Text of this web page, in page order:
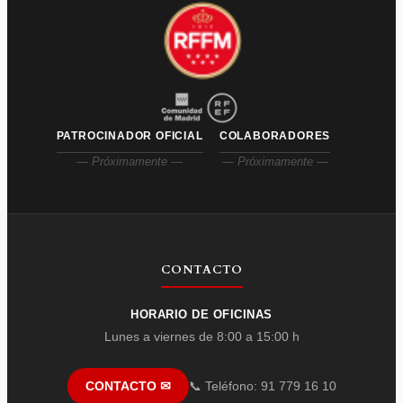
PATROCINADOR OFICIAL
— Próximamente —
COLABORADORES
— Próximamente —
CONTACTO
HORARIO DE OFICINAS
Lunes a viernes de 8:00 a 15:00 h
CONTACTO ✉ 📞 Teléfono: 91 779 16 10